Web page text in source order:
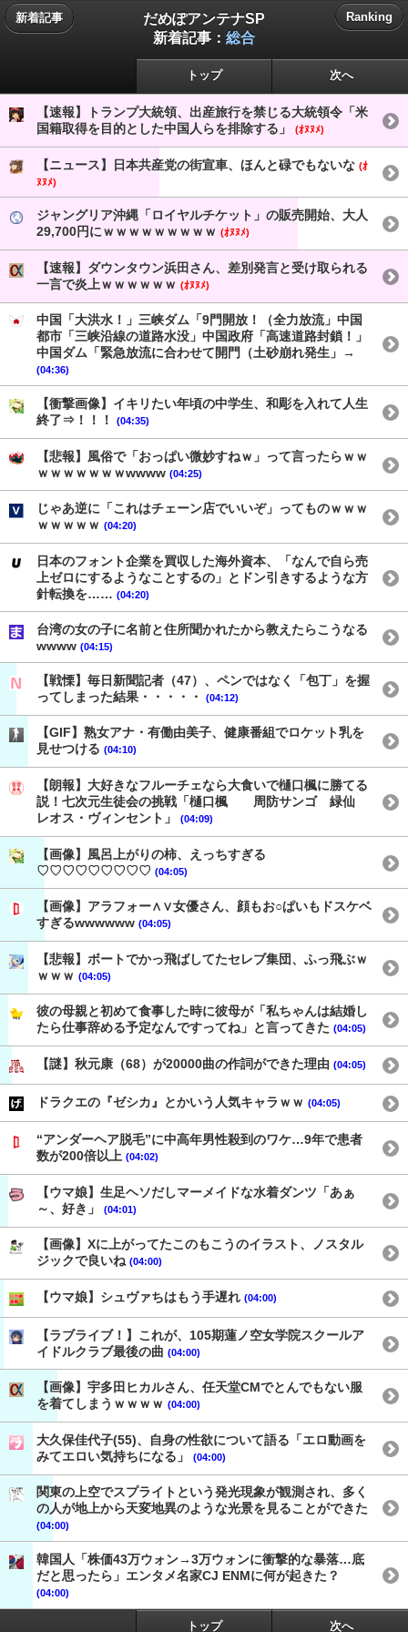
新着記事
だめぽアンテナSP
新着記事： 総合
Ranking
トップ 次へ
【速報】トランプ大統領、出産旅行を禁じる大統領令「米
国籍取得を目的とした中国人らを排除する」
(ｵﾇﾇﾒ)
【ニュース】日本共産党の街宣車、ほんと碌でもないな (ｵ
ﾇﾇﾒ)
ジャングリア沖縄「ロイヤルチケット」の販売開始、大人
29,700円にｗｗｗｗｗｗｗｗｗ (ｵﾇﾇﾒ)
【速報】ダウンタウン浜田さん、差別発言と受け取られる
一言で炎上ｗｗｗｗｗｗ (ｵﾇﾇﾒ)
中国「大洪水！」三峡ダム「9門開放！（全力放流」中国
都市「三峡沿線の道路水没」中国政府「高速道路封鎖！」
中国ダム「緊急放流に合わせて開門（土砂崩れ発生」→
(04:36)
【衝撃画像】イキリたい年頃の中学生、和彫を入れて人生
終了⇒！！！
(04:35)
【悲報】風俗で「おっぱい微妙すねｗ」って言ったらｗｗ
ｗｗｗｗｗｗｗwwww (04:25)
じゃあ逆に「これはチェーン店でいいぞ」ってものｗｗｗ
ｗｗｗｗｗ (04:20)
日本のフォント企業を買収した海外資本、「なんで自ら売
上ゼロにするようなことするの」とドン引きするような方
針転換を…… (04:20)
台湾の女の子に名前と住所聞かれたから教えたらこうなる
wwww (04:15)
【戦慄】毎日新聞記者（47）、ペンではなく「包丁」を握
ってしまった結果・・・・・
(04:12)
【GIF】熟女アナ・有働由美子、健康番組でロケット乳を
見せつける (04:10)
【朗報】大好きなフルーチェなら大食いで樋口楓に勝てる
説！七次元生徒会の挑戦「樋口楓 周防サンゴ 緑仙
レオス・ヴィンセント」
(04:09)
【画像】風呂上がりの柿、えっちすぎる
♡♡♡♡♡♡♡♡♡ (04:05)
【画像】アラフォー∧∨女優さん、顔もお○ぱいもドスケベ
すぎるwwwwww (04:05)
【悲報】ボートでかっ飛ばしてたセレブ集団、ふっ飛ぶｗ
ｗｗｗ (04:05)
彼の母親と初めて食事した時に彼母が「私ちゃんは結婚し
たら仕事辞める予定なんですってね」と言ってきた (04:05)
【謎】秋元康（68）が20000曲の作詞ができた理由 (04:05)
ドラクエの『ゼシカ』とかいう人気キャラｗｗ (04:05)
“アンダーヘア脱毛”に中高年男性殺到のワケ…9年で患者
数が200倍以上 (04:02)
【ウマ娘】生足ヘソだしマーメイドな水着ダンツ「あぁ
～、好き」
(04:01)
【画像】Xに上がってたこのもこうのイラスト、ノスタル
ジックで良いね (04:00)
【ウマ娘】シュヴァちはもう手遅れ (04:00)
【ラブライブ！】これが、105期蓮ノ空女学院スクールア
イドルクラブ最後の曲 (04:00)
【画像】宇多田ヒカルさん、任天堂CMでとんでもない服
を着てしまうｗｗｗｗ (04:00)
大久保佳代子(55)、自身の性欲について語る「エロ動画を
みてエロい気持ちになる」
(04:00)
関東の上空でスプライトという発光現象が観測され、多く
の人が地上から天変地異のような光景を見ることができた
(04:00)
韓国人「株価43万ウォン→3万ウォンに衝撃的な暴落…底
だと思ったら」エンタメ名家CJ ENMに何が起きた？
(04:00)
トップ 次へ